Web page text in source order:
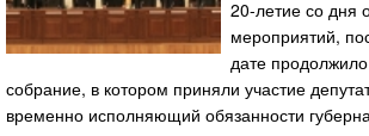
20-летие со дня
мероприятий,
дате
собрание, в котором приняли участие
временно исполняющий обязанности